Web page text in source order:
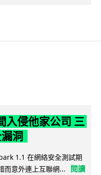
入侵他家公司 三
洞
1.1 在網絡安全測試期
意外連上互聯網...
閱讀